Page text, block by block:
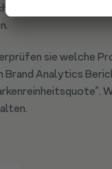
Schritt lässt
sie welche
Brand Analytics